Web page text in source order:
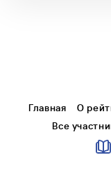
Главная О
Все